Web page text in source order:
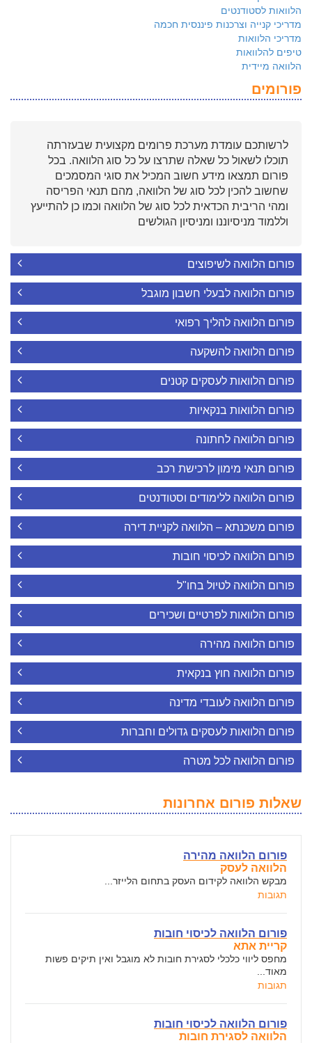
הלוואות לסטודנטים
מדריכי קנייה וצרכנות פיננסית חכמה
מדריכי הלוואות
טיפים להלוואות
הלוואה מיידית
פורומים
לרשותכם עומדת מערכת פרומים מקצועית שבעזרתה
תוכלו לשאול כל שאלה שתרצו על כל סוג הלוואה. בכל
פורום תמצאו מידע חשוב המכיל את סוגי המסמכים
שחשוב להכין לכל סוג של הלוואה, מהם תנאי הפריסה
ומהי הריבית הכדאית לכל סוג של הלוואה וכמו כן להתייעץ
וללמוד מניסיוננו ומניסיון הגולשים
פורום הלוואה לשיפוצים
פורום הלוואה לבעלי חשבון מוגבל
פורום הלוואה להליך רפואי
פורום הלוואה להשקעה
פורום הלוואות לעסקים קטנים
פורום הלוואות בנקאיות
פורום הלוואה לחתונה
פורום תנאי מימון לרכישת רכב
פורום הלוואה ללימודים וסטודנטים
פורום משכנתא – הלוואה לקניית דירה
פורום הלוואה לכיסוי חובות
פורום הלוואה לטיול בחו"ל
פורום הלוואות לפרטיים ושכירים
פורום הלוואה מהירה
פורום הלוואה חוץ בנקאית
פורום הלוואה לעובדי מדינה
פורום הלוואות לעסקים גדולים וחברות
פורום הלוואה לכל מטרה
שאלות פורום אחרונות
פורום הלוואה מהירה
הלוואה לעסק
מבקש הלוואה לקידום העסק בתחום הלייזר...
תגובות
פורום הלוואה לכיסוי חובות
קריית אתא
מחפס ליווי כלכלי לסגירת חובות לא מוגבל ואין תיקים פשות
מאוד...
תגובות
פורום הלוואה לכיסוי חובות
הלוואה לסגירת חובות